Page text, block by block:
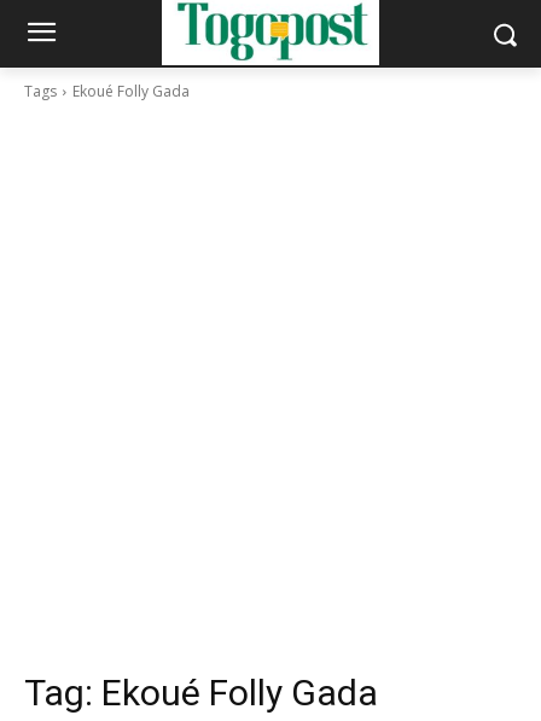
Tags Ekoué Folly Gada
Tag: Ekoué Folly Gada